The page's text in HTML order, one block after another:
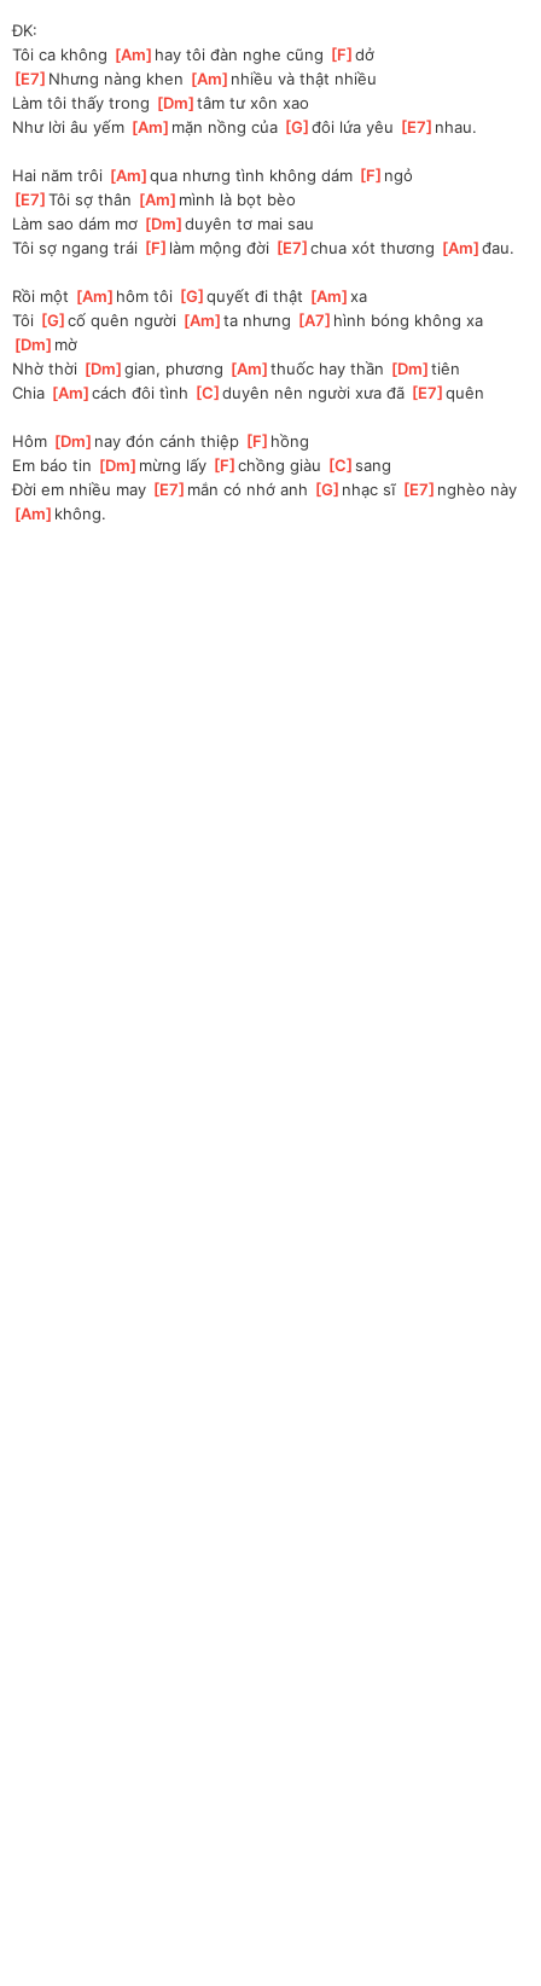
ĐK:
Tôi ca không [Am ]hay tôi đàn nghe cũng [F ]
dở
[E7 ]Nhưng nàng khen [Am ]nhiều và thật nhiều
Làm tôi thấy trong [Dm ]tâm tư xôn xao
Như lời âu yếm [Am ]mặn nồng của [G ]
đôi lứa yêu [E7 ]nhau.
Hai năm trôi [Am ]
qua nhưng tình không dám [F ]ngỏ
[E7 ]
Tôi sợ thân [Am ]mình là bọt bèo
Làm sao dám mơ [Dm ]
duyên tơ mai sau
Tôi sợ ngang trái [F ]làm mộng đời [E7 ]
chua xót thương [Am ]
đau.
Rồi một [Am ]hôm tôi [G ]
quyết đi thật [Am ]
xa
Tôi [G ]
cố quên người [Am ]ta nhưng [A7 ]hình bóng không xa
Dm ]mờ
Nhờ thời [Dm ]
gian, phương [Am ]thuốc hay thần [Dm ]tiên
Chia [Am ]
cách đôi tình [C ]
duyên nên người xưa đã [E7 ]
quên
Hôm [Dm ]nay đón cánh thiệp [F ]hồng
Em báo tin [Dm ]mừng lấy [F ]
chồng giàu [C ]
sang
Đời em nhiều may [E7 ]mắn có nhớ anh [G ]nhạc sĩ [E7 ]nghèo này
Am ]không.